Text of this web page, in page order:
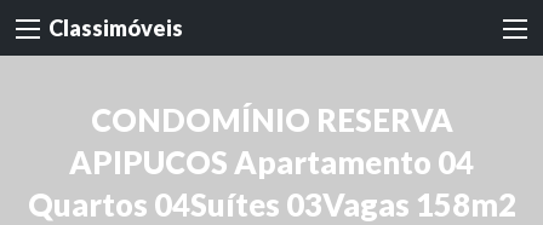
Classimóveis
CONDOMÍNIO RESERVA
APIPUCOS Apartamento 04
Quartos 04Suítes 03Vagas 158m2